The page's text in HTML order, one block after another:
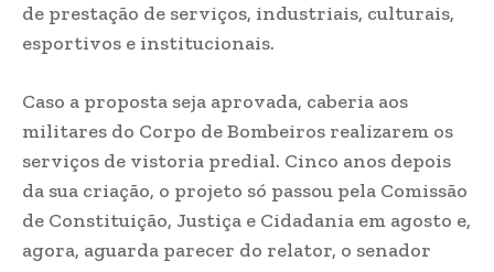
de prestação de serviços, industriais, culturais,
esportivos e institucionais.
Caso a proposta seja aprovada, caberia aos
militares do Corpo de Bombeiros realizarem os
serviços de vistoria predial. Cinco anos depois
da sua criação, o projeto só passou pela Comissão
de Constituição, Justiça e Cidadania em agosto e,
agora, aguarda parecer do relator, o senador